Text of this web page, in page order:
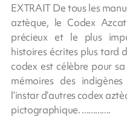
EXTRAIT De tous les
aztèque, le Codex
précieux et le plus
histoires écrites plus tard
codex est célèbre pour
mémoires des
l’instar d’autres codex
pictographique. .............